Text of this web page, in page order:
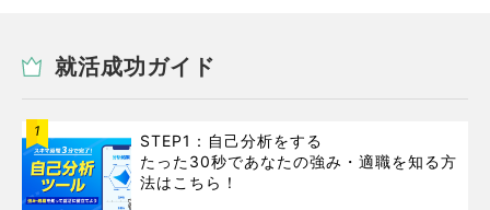
就活成功ガイド
1
STEP1：自己分析をする
たった30秒であなたの強み・適職を知る方
法はこちら！